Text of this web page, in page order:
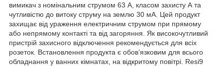
вимикач з номінальним струмом 63 А, класом захисту А та
чутливістю до витоку струму на землю 30 мА. Цей продукт
захищає від ураження електричним струмом при прямому
або непрямому контакті та від загоряння. Як високочутливий
пристрій захисного відключення рекомендується для всіх
розеток. Встановлення продукта є обов’язковим для всього
обладнання у ванних кімнатах, на відкритому повітрі. Resi9